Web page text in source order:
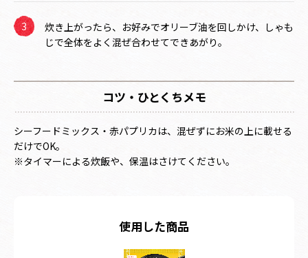
炊き上がったら、お好みでオリーブ油を回しかけ、しゃも
じで全体をよく混ぜ合わせてできあがり。
コツ・ひとくちメモ
シーフードミックス・赤パプリカは、混ぜずにお米の上に載せる
だけでOK。
※タイマーによる炊飯や、保温はさけてください。
使用した商品